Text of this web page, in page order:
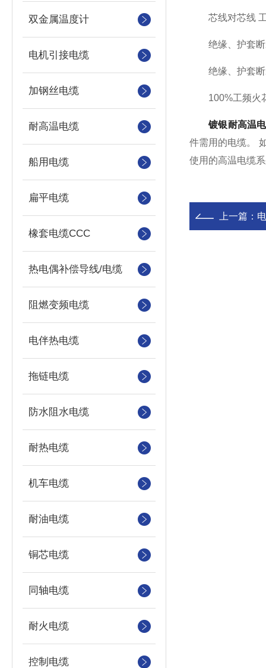
双金属温度计
电机引接电缆
加钢丝电缆
耐高温电缆
船用电缆
扁平电缆
橡套电缆CCC
热电偶补偿导线/电缆
阻燃变频电缆
电伴热电缆
拖链电缆
防水阻水电缆
耐热电缆
机车电缆
耐油电缆
铜芯电缆
同轴电缆
耐火电缆
控制电缆
芯线对芯线 工
绝缘、护套断
绝缘、护套断
100%工频火
镀银耐高温
件需用的电缆。
使用的高温电缆
上一篇：